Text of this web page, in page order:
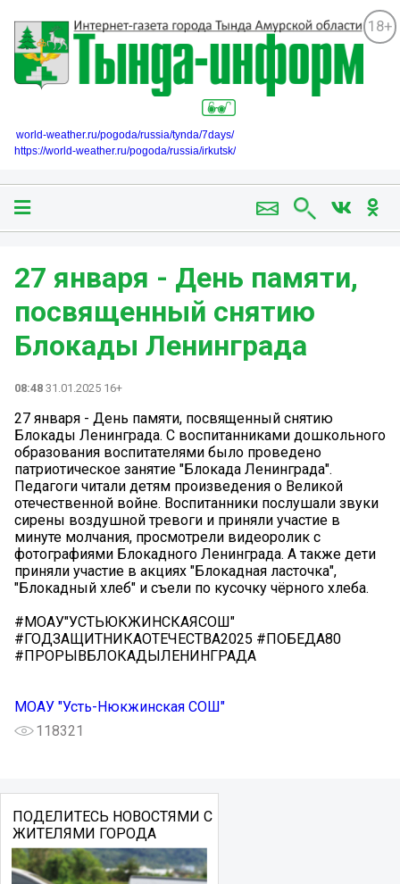
18+
world-weather.ru/pogoda/russia/tynda/7days/
https://world-weather.ru/pogoda/russia/irkutsk/
27 января - День памяти,
посвященный снятию
Блокады Ленинграда
08:48 31.01.2025 16+
27 января - День памяти, посвященный снятию
Блокады Ленинграда. С воспитанниками дошкольного
образования воспитателями было проведено
патриотическое занятие "Блокада Ленинграда".
Педагоги читали детям произведения о Великой
отечественной войне. Воспитанники послушали звуки
сирены воздушной тревоги и приняли участие в
минуте молчания, просмотрели видеоролик с
фотографиями Блокадного Ленинграда. А также дети
приняли участие в акциях "Блокадная ласточка",
"Блокадный хлеб" и съели по кусочку чёрного хлеба.
#МОАУ"УСТЬЮКЖИНСКАЯСОШ"
#ГОДЗАЩИТНИКАОТЕЧЕСТВА2025 #ПОБЕДА80
#ПРОРЫВБЛОКАДЫЛЕНИНГРАДА
МОАУ "Усть-Нюкжинская СОШ"
118321
ПОДЕЛИТЕСЬ НОВОСТЯМИ С
ЖИТЕЛЯМИ ГОРОДА